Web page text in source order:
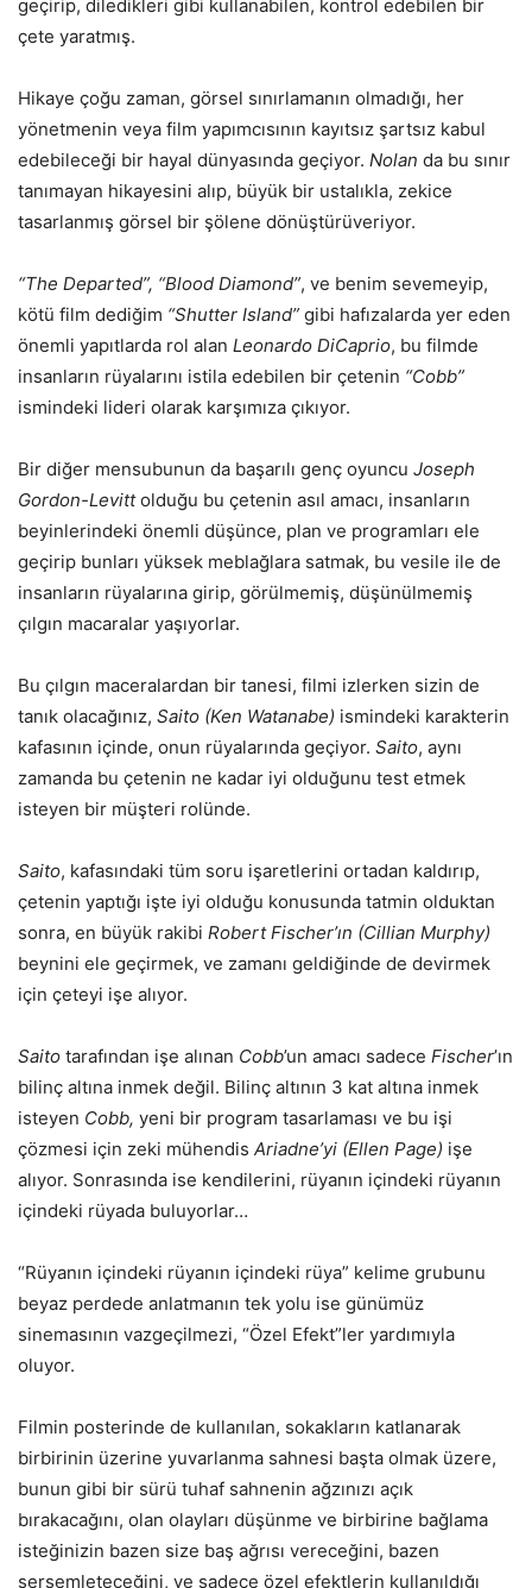
geçirip, diledikleri gibi kullanabilen, kontrol edebilen bir
çete yaratmış.
Hikaye çoğu zaman, görsel sınırlamanın olmadığı, her
yönetmenin veya film yapımcısının kayıtsız şartsız kabul
edebileceği bir hayal dünyasında geçiyor. Nolan da bu sınır
tanımayan hikayesini alıp, büyük bir ustalıkla, zekice
tasarlanmış görsel bir şölene dönüştürüveriyor.
“The Departed”, “Blood Diamond”, ve benim sevemeyip,
kötü film dediğim “Shutter Island” gibi hafızalarda yer eden
önemli yapıtlarda rol alan Leonardo DiCaprio, bu filmde
insanların rüyalarını istila edebilen bir çetenin “Cobb”
ismindeki lideri olarak karşımıza çıkıyor.
Bir diğer mensubunun da başarılı genç oyuncu Joseph
Gordon-Levittolduğu bu çetenin asıl amacı, insanların
beyinlerindeki önemli düşünce, plan ve programları ele
geçirip bunları yüksek meblağlara satmak, bu vesile ile de
insanların rüyalarına girip, görülmemiş, düşünülmemiş
çılgın macaralar yaşıyorlar.
Bu çılgın maceralardan bir tanesi, filmi izlerken sizin de
tanık olacağınız, Saito (Ken Watanabe) ismindeki karakterin
kafasının içinde, onun rüyalarında geçiyor. Saito, aynı
zamanda bu çetenin ne kadar iyi olduğunu test etmek
isteyen bir müşteri rolünde.
Saito, kafasındaki tüm soru işaretlerini ortadan kaldırıp,
çetenin yaptığı işte iyi olduğu konusunda tatmin olduktan
sonra, en büyük rakibi Robert Fischer’ın (Cillian Murphy)
beynini ele geçirmek, ve zamanı geldiğinde de devirmek
için çeteyi işe alıyor.
Saito tarafından işe alınan Cobb’un amacı sadece Fischer’ın
bilinç altına inmek değil. Bilinç altının 3 kat altına inmek
isteyen Cobb, yeni bir program tasarlaması ve bu işi
çözmesi için zeki mühendis Ariadne’yi (Ellen Page) işe
alıyor. Sonrasında ise kendilerini, rüyanın içindeki rüyanın
içindeki rüyada buluyorlar…
“Rüyanın içindeki rüyanın içindeki rüya” kelime grubunu
beyaz perdede anlatmanın tek yolu ise günümüz
sinemasının vazgeçilmezi, “Özel Efekt”ler yardımıyla
oluyor.
Filmin posterinde de kullanılan, sokakların katlanarak
birbirinin üzerine yuvarlanma sahnesi başta olmak üzere,
bunun gibi bir sürü tuhaf sahnenin ağzınızı açık
bırakacağını, olan olayları düşünme ve birbirine bağlama
isteğinizin bazen size baş ağrısı vereceğini, bazen
sersemleteceğini, ve sadece özel efektlerin kullanıldığı